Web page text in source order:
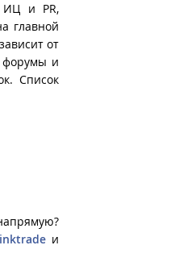
ИЦ и PR,
главной
от
форумы и
Список
и